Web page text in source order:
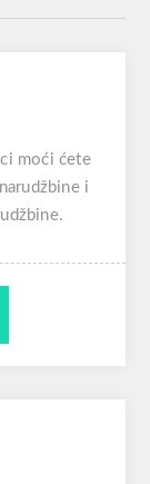
moći ćete
i